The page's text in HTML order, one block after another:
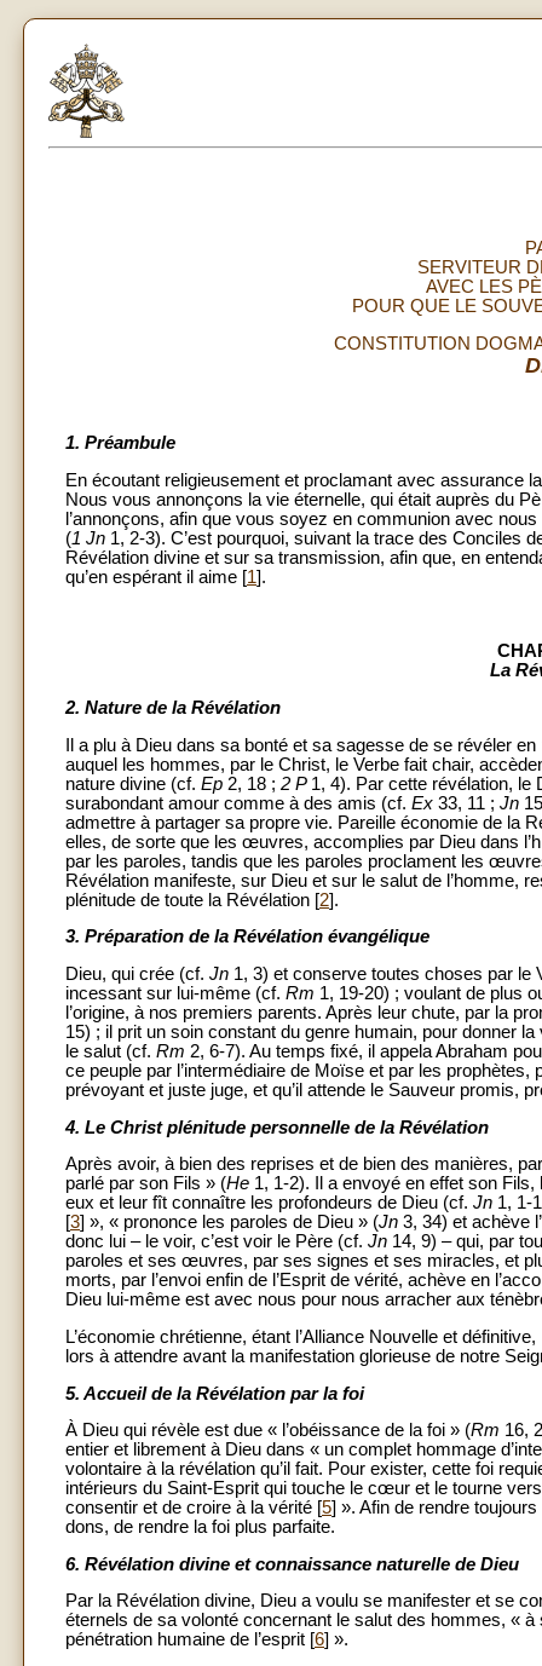
SERVITEUR
AVEC LES
POUR QUE LE
CONSTITUTION
1. Préambule
En écoutant religieusement et proclamant avec assurance
Nous vous annonçons la vie éternelle, qui était auprès du
l’annonçons, afin que vous soyez en communion avec
(1 Jn 1, 2-3). C’est pourquoi, suivant la trace des Conciles
Révélation divine et sur sa transmission, afin que, en
qu’en espérant il aime [1].
La
2. Nature de la Révélation
Il a plu à Dieu dans sa bonté et sa sagesse de se révéler
auquel les hommes, par le Christ, le Verbe fait chair,
nature divine (cf. Ep 2, 18 ; 2 P 1, 4). Par cette révélation, le
surabondant amour comme à des amis (cf. Ex 33, 11 ; Jn
admettre à partager sa propre vie. Pareille économie de la
elles, de sorte que les œuvres, accomplies par Dieu dans
par les paroles, tandis que les paroles proclament les
Révélation manifeste, sur Dieu et sur le salut de l’homme,
plénitude de toute la Révélation [2].
3. Préparation de la Révélation évangélique
Dieu, qui crée (cf. Jn 1, 3) et conserve toutes choses par le
incessant sur lui-même (cf. Rm 1, 19-20) ; voulant de plus
l’origine, à nos premiers parents. Après leur chute, par la
15) ; il prit un soin constant du genre humain, pour donner
le salut (cf. Rm 2, 6-7). Au temps fixé, il appela Abraham
ce peuple par l’intermédiaire de Moïse et par les
prévoyant et juste juge, et qu’il attende le Sauveur promis,
4. Le Christ plénitude personnelle de la Révélation
Après avoir, à bien des reprises et de bien des manières,
parlé par son Fils » (He 1, 1-2). Il a envoyé en effet son
eux et leur fît connaître les profondeurs de Dieu (cf. Jn 1, 1-
[3] », « prononce les paroles de Dieu » (Jn 3, 34) et achève
donc lui – le voir, c’est voir le Père (cf. Jn 14, 9) – qui, par
paroles et ses œuvres, par ses signes et ses miracles, et
morts, par l’envoi enfin de l’Esprit de vérité, achève en
Dieu lui-même est avec nous pour nous arracher aux
L’économie chrétienne, étant l’Alliance Nouvelle et
lors à attendre avant la manifestation glorieuse de notre
5. Accueil de la Révélation par la foi
À Dieu qui révèle est due « l’obéissance de la foi » (Rm 16,
entier et librement à Dieu dans « un complet hommage
volontaire à la révélation qu’il fait. Pour exister, cette foi
intérieurs du Saint-Esprit qui touche le cœur et le tourne
consentir et de croire à la vérité [5] ». Afin de rendre
dons, de rendre la foi plus parfaite.
6. Révélation divine et connaissance naturelle de Dieu
Par la Révélation divine, Dieu a voulu se manifester et se
éternels de sa volonté concernant le salut des hommes, «
pénétration humaine de l’esprit [6] ».